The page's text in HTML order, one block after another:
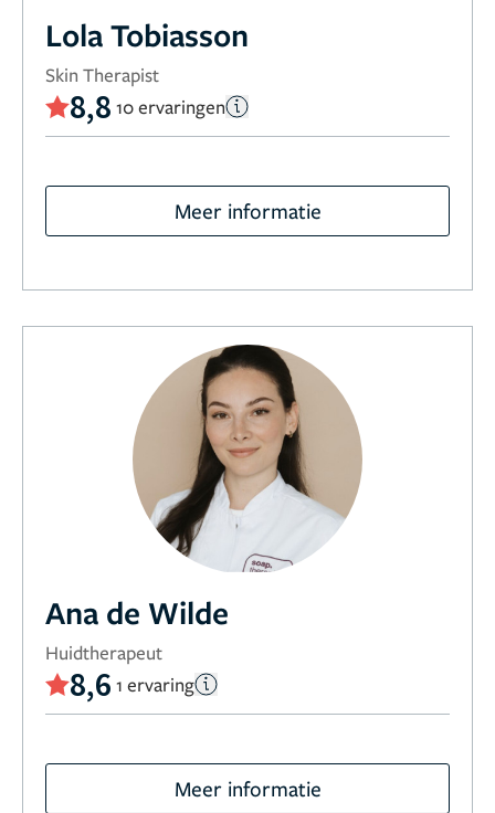
Lola Tobiasson
Skin Therapist
8,8 10 ervaringen
Meer informatie
Ana de Wilde
Huidtherapeut
8,6 1 ervaring
Meer informatie